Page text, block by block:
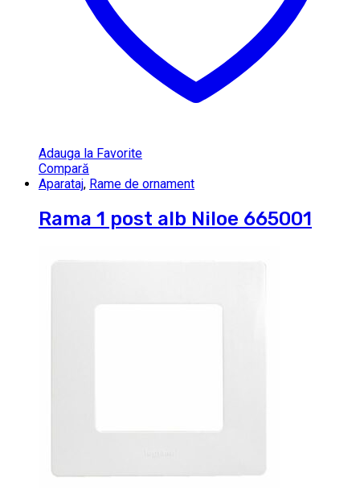
Adauga la Favorite
Compară
Aparataj, Rame de ornament
Rama 1 post alb Niloe 665001